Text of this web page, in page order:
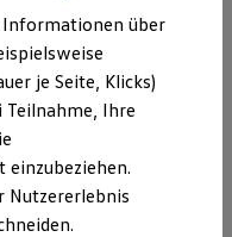
Informationen über
je Seite, Klicks)
Teilnahme, Ihre
Nutzererlebnis